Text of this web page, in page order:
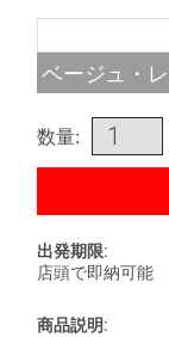
数量:
出発期限:
店頭で即納可能
商品説明: